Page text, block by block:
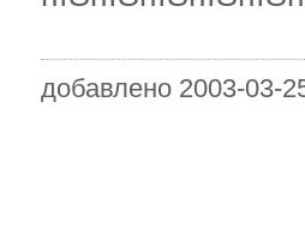
добавлено 2003-03-